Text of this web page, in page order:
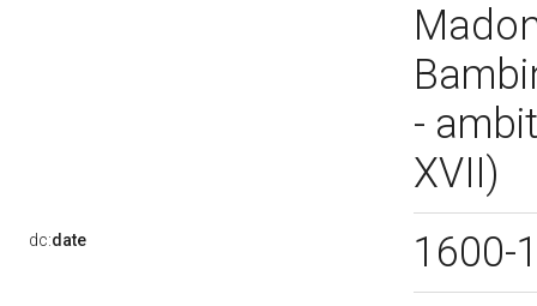
-
XVII)
dc:date 1600-